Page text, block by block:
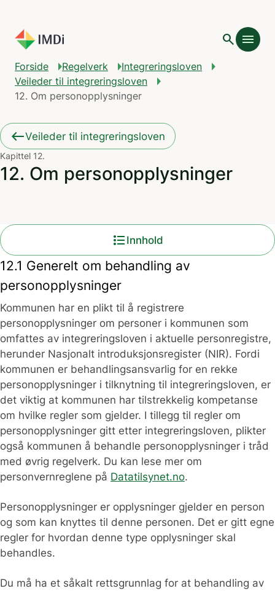
search menu
Forside Regelverk
Integreringsloven
Veileder til integreringsloven
12. Om personopplysninger
Veileder til integreringsloven
east
Kapittel 12.
12. Om personopplysninger
format_list_bulletedInnhold
12.1 Generelt om behandling av
personopplysninger
Kommunen har en plikt til å registrere
personopplysninger om personer i kommunen som
omfattes av integreringsloven i aktuelle personregistre,
herunder Nasjonalt introduksjonsregister (NIR). Fordi
kommunen er behandlingsansvarlig for en rekke
personopplysninger i tilknytning til integreringsloven, er
det viktig at kommunen har tilstrekkelig kompetanse
om hvilke regler som gjelder. I tillegg til regler om
personopplysninger gitt etter integreringsloven, plikter
også kommunen å behandle personopplysninger i tråd
med øvrig regelverk. Du kan lese mer om
personvernreglene på Datatilsynet.no.
Personopplysninger er opplysninger gjelder en person
og som kan knyttes til denne personen. Det er gitt egne
regler for hvordan denne type opplysninger skal
behandles.
Du må ha et såkalt rettsgrunnlag for at behandling av